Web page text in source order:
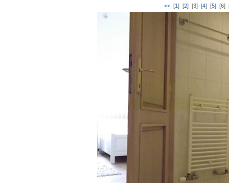
<< [1] [2] [3] [4] [5] [6]